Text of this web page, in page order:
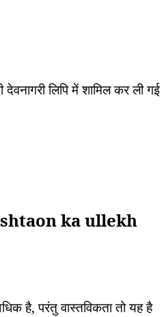
देवनागरी लिपि में शामिल कर ली गई
ka ullekh
है,परंतु वास्तविकता तो यह है